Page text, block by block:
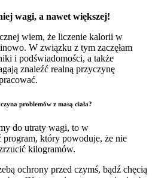
wagi, a nawet większej!
wiem, że liczenie kalorii w
W związku z tym zaczęłam
i podświadomości, a także
znaleźć realną przyczynę
problemów z masą ciała?
do utraty wagi, to w
program, który powoduje, że nie
kilogramów.
ochrony przed czymś, bądź chęcią